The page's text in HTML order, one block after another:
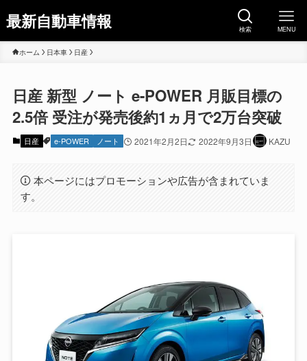
最新自動車情報 検索 MENU
ホーム 日本車 日産
日産 新型 ノート e-POWER 月販目標の
2.5倍 受注が発売後約1ヵ月で2万台突破
日産 e-POWER ノート 2021年2月2日 2022年9月3日 KAZU
本ページにはプロモーションや広告が含まれていま
す。